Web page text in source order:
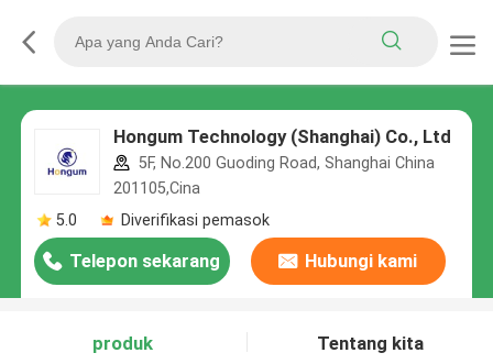
Hongum Technology (Shanghai) Co., Ltd
5F, No.200 Guoding Road, Shanghai China
201105,Cina
5.0
Diverifikasi pemasok
Telepon sekarang Hubungi kami
produk Tentang kita